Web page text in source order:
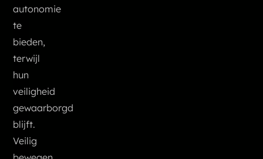
autonomie
te
bieden,
terwijl
hun
veiligheid
gewaarborgd
blijft.
Veilig